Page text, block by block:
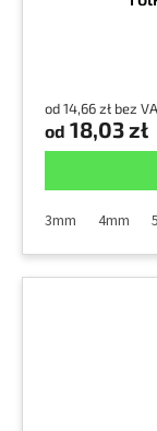
od 14,66 zł bez
od 18,03 zł
3mm 4mm